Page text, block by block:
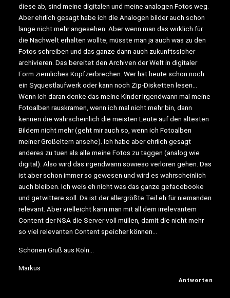
diese ab, sind meine digitalen und meine analogen Fotos weg.
Aber ehrlich gesagt habe ich die Analogen bilder auch schon
lange nicht mehr angesehen. Aber wenn man das wirklich für
die Nachwelt erhalten wollte, müsste man ja auch was zu den
Fotos schreiben und das ganze dann auch zukunftssicher
archivieren. Das bereitet den Archiven der Welt in digitaler
Form ziemliches Kopfzerbrechen. Wer hat heute schon noch
ein Syquestlaufwerk oder kann noch Zip-Disketten lesen…
Wenn ich daran denke das meine Kinder Irgendwann mal meine
Fotoalben rauskramen, wenn ich mal nicht mehr bin, dann
kennen die wahrscheinlich die meisten Leute auf den ältesten
Bildern nicht mehr (geht mir auch so, wenn ich Fotoalben
meiner Großeltern ansehe). Ich habe aber ehrlich gesagt
anderes zu tuen als alle meine Fotos zu taggen (analog wie
digital). Also wird das irgendwann sowieso verloren gehen. Das
ist aber schon immer so gewesen und wird es wahrscheinlich
auch bleiben. Ich weis eh nicht was das ganze gefacebooke
und getwittere soll. Da ist der allergrößte Teil eh für niemanden
relevant. Aber vielleicht kann man mit all dem irrelevantem
Content der NSA die Server voll müllen, damit die nicht mehr
so viel relevanten Content speicher können…
Schönen Gruß aus Köln…
Markus
Antworten